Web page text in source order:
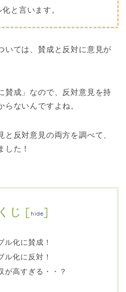
と言います。
いては、賛成と反対に意見が
賛成」なので、反対意見を持
らないんですよね。
と反対意見の両方を調べて、
した！
じ [ hide]
ル化に賛成！
ル化に反対！
が高すぎる・・？